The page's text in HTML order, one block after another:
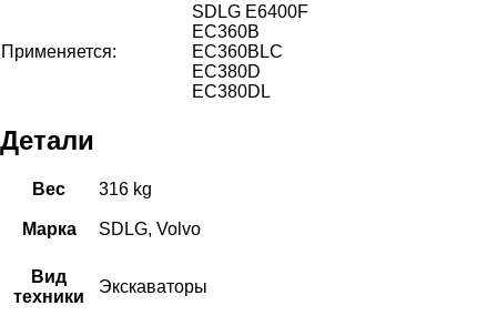
Применяется:
SDLG E6400F
EC360B
EC360BLC
EC380D
EC380DL
Детали
Вес 316 kg
Марка SDLG, Volvo
Вид
техники
Экскаваторы